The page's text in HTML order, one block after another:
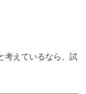
考えているなら、試